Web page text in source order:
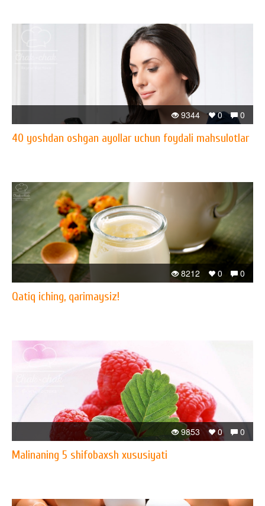
0
0
9344
40 yoshdan oshgan ayollar uchun foydali mahsulotlar
0
0
8212
Qatiq iching, qarimaysiz!
0
0
9853
Malinaning 5 shifobaxsh xususiyati